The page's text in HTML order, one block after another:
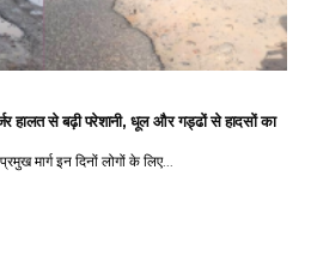
हालत से बढ़ी परेशानी, धूल और गड्ढों से हादसों का
मार्ग इन दिनों लोगों के लिए...